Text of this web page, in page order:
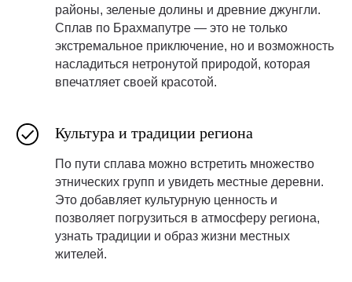
районы, зеленые долины и древние джунгли.
Сплав по Брахмапутре — это не только
экстремальное приключение, но и возможность
насладиться нетронутой природой, которая
впечатляет своей красотой.
Культура и традиции региона
По пути сплава можно встретить множество
этнических групп и увидеть местные деревни.
Это добавляет культурную ценность и
позволяет погрузиться в атмосферу региона,
узнать традиции и образ жизни местных
жителей.